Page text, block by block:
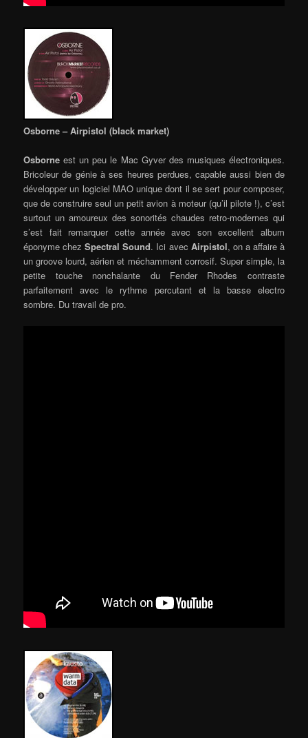
Osborne – Airpistol (black market)
Osborneest un peu le Mac Gyver des musiques électroniques.
Bricoleur de génie à ses heures perdues, capable aussi bien de
développer un logiciel MAO unique dont il se sert pour composer,
que de construire seul un petit avion à moteur (qu’il pilote !), c’est
surtout un amoureux des sonorités chaudes retro-modernes qui
s’est fait remarquer cette année avec son excellent album
éponyme chezSpectral Sound. Ici avec Airpistol, on a affaire à
un groove lourd, aérien et méchamment corrosif. Super simple, la
petite touche nonchalante du Fender Rhodes contraste
parfaitement avec le rythme percutant et la basse electro
sombre. Du travail de pro.